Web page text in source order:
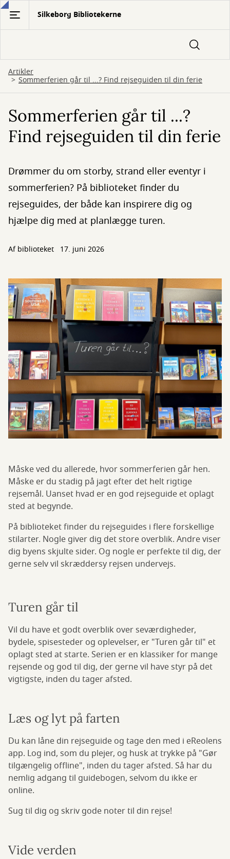
Gå
hovedindhold
Silkeborg Bibliotekerne
Artikler
Sommerferien går til ...? Find rejseguiden til din ferie
Sommerferien går til ...?
Find rejseguiden til din ferie
Drømmer du om storby, strand eller eventyr i
sommerferien? På biblioteket finder du
rejseguides, der både kan inspirere dig og
hjælpe dig med at planlægge turen.
Af biblioteket 17. juni 2026
Måske ved du allerede, hvor sommerferien går hen.
Måske er du stadig på jagt efter det helt rigtige
rejsemål. Uanset hvad er en god rejseguide et oplagt
sted at begynde.
På biblioteket finder du rejseguides i flere forskellige
stilarter. Nogle giver dig det store overblik. Andre viser
dig byens skjulte sider. Og nogle er perfekte til dig, der
gerne selv vil skræddersy rejsen undervejs.
Turen går til
Vil du have et godt overblik over seværdigheder,
bydele, spisesteder og oplevelser, er "Turen går til" et
oplagt sted at starte. Serien er en klassiker for mange
rejsende og god til dig, der gerne vil have styr på det
vigtigste, inden du tager afsted.
Læs og lyt på farten
Du kan låne din rejseguide og tage den med i eReolens
app. Log ind, som du plejer, og husk at trykke på "Gør
tilgængelig offline", inden du tager afsted. Så har du
nemlig adgang til guidebogen, selvom du ikke er
online.
Sug til dig og skriv gode noter til din rejse!
Vide verden